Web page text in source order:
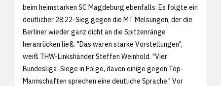
beim heimstarken SC Magdeburg ebenfalls. Es folgte ein
deutlicher 28:22-Sieg gegen die MT Melsungen, der die
Berliner wieder ganz dicht an die Spitzenränge
heranrücken ließ. "Das waren starke Vorstellungen",
weiß THW-Linkshänder Steffen Weinhold. "Vier
Bundesliga-Siege in Folge, davon einige gegen Top-
Mannschaften sprechen eine deutliche Sprache." Vor